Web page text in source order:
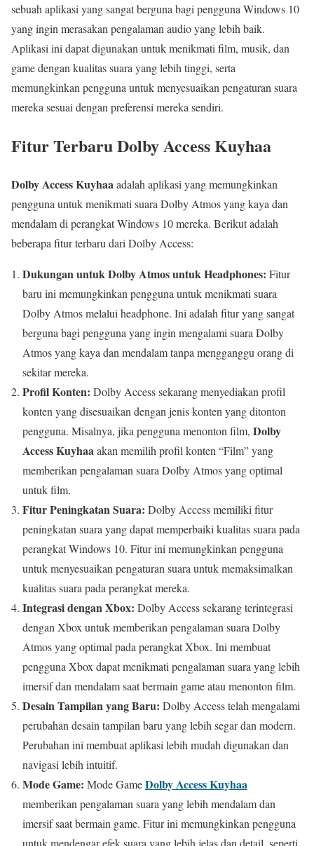
sebuah aplikasi yang sangat berguna bagi pengguna Windows 10
yang ingin merasakan pengalaman audio yang lebih baik.
Aplikasi ini dapat digunakan untuk menikmati film, musik, dan
game dengan kualitas suara yang lebih tinggi, serta
memungkinkan pengguna untuk menyesuaikan pengaturan suara
mereka sesuai dengan preferensi mereka sendiri.
Fitur Terbaru Dolby Access Kuyhaa
Dolby Access Kuyhaaadalah aplikasi yang memungkinkan
pengguna untuk menikmati suara Dolby Atmos yang kaya dan
mendalam di perangkat Windows 10 mereka. Berikut adalah
beberapa fitur terbaru dari Dolby Access:
Dukungan untuk Dolby Atmos untuk Headphones: Fitur
baru ini memungkinkan pengguna untuk menikmati suara
Dolby Atmos melalui headphone. Ini adalah fitur yang sangat
berguna bagi pengguna yang ingin mengalami suara Dolby
Atmos yang kaya dan mendalam tanpa mengganggu orang di
sekitar mereka.
Profil Konten: Dolby Access sekarang menyediakan profil
konten yang disesuaikan dengan jenis konten yang ditonton
pengguna. Misalnya, jika pengguna menonton film, Dolby
Access Kuyhaaakan memilih profil konten “Film” yang
memberikan pengalaman suara Dolby Atmos yang optimal
untuk film.
Fitur Peningkatan Suara: Dolby Access memiliki fitur
peningkatan suara yang dapat memperbaiki kualitas suara pada
perangkat Windows 10. Fitur ini memungkinkan pengguna
untuk menyesuaikan pengaturan suara untuk memaksimalkan
kualitas suara pada perangkat mereka.
Integrasi dengan Xbox: Dolby Access sekarang terintegrasi
dengan Xbox untuk memberikan pengalaman suara Dolby
Atmos yang optimal pada perangkat Xbox. Ini membuat
pengguna Xbox dapat menikmati pengalaman suara yang lebih
imersif dan mendalam saat bermain game atau menonton film.
Desain Tampilan yang Baru: Dolby Access telah mengalami
perubahan desain tampilan baru yang lebih segar dan modern.
Perubahan ini membuat aplikasi lebih mudah digunakan dan
navigasi lebih intuitif.
Mode Game: Mode GameDolby Access Kuyhaa
memberikan pengalaman suara yang lebih mendalam dan
imersif saat bermain game. Fitur ini memungkinkan pengguna
untuk mendengar efek suara yang lebih jelas dan detail, seperti